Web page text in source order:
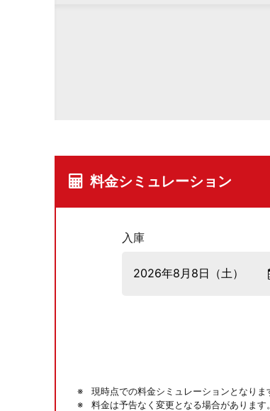
料金シミュレーション
入庫
現時点での料金シミュレーションとなりま
料金は予告なく変更となる場合があります